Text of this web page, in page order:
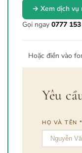
→ Xem dịch vụ
Gọi ngay 0777
Hoặc điền vào
Yêu
HỌ VÀ TÊN *